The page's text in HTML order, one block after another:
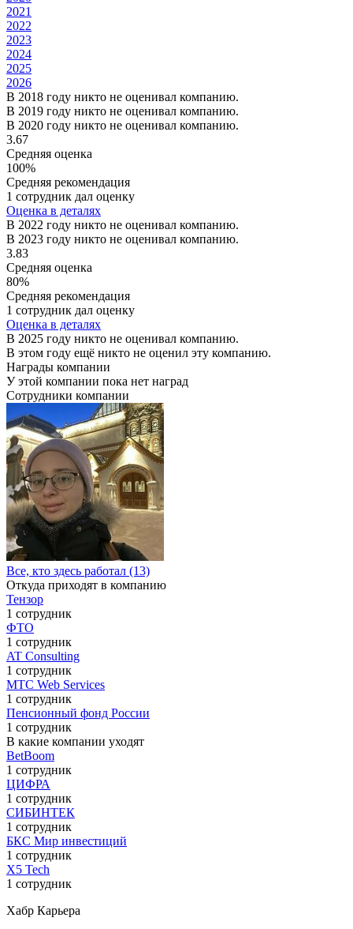
2021
2022
2023
2024
2025
2026
В 2018 году никто не оценивал компанию.
В 2019 году никто не оценивал компанию.
В 2020 году никто не оценивал компанию.
3.67
Средняя оценка
100%
Средняя рекомендация
1 сотрудник дал оценку
Оценка в деталях
В 2022 году никто не оценивал компанию.
В 2023 году никто не оценивал компанию.
3.83
Средняя оценка
80%
Средняя рекомендация
1 сотрудник дал оценку
Оценка в деталях
В 2025 году никто не оценивал компанию.
В этом году ещё никто не оценил эту компанию.
Награды компании
У этой компании пока нет наград
Сотрудники компании
Все, кто здесь работал (13)
Откуда приходят в компанию
Тензор
1 сотрудник
ФТО
1 сотрудник
AT Consulting
1 сотрудник
МТС Web Services
1 сотрудник
Пенсионный фонд России
1 сотрудник
В какие компании уходят
BetBoom
1 сотрудник
ЦИФРА
1 сотрудник
СИБИНТЕК
1 сотрудник
БКС Мир инвестиций
1 сотрудник
X5 Tech
1 сотрудник
Хабр Карьера